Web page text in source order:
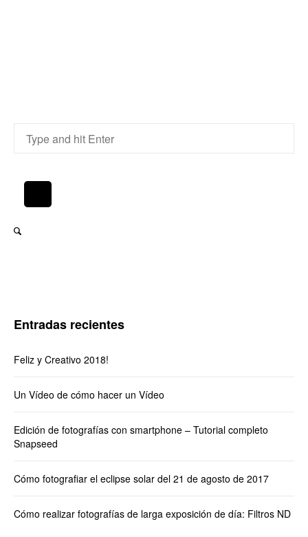
Entradas recientes
Feliz y Creativo 2018!
Un Vídeo de cómo hacer un Vídeo
Edición de fotografías con smartphone – Tutorial completo
Snapseed
Cómo fotografiar el eclipse solar del 21 de agosto de 2017
Cómo realizar fotografías de larga exposición de día: Filtros ND